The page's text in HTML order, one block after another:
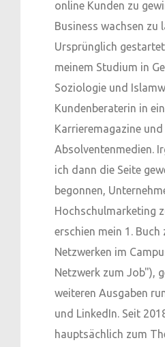
online Kunden zu
Business wachsen zu
Ursprünglich
meinem Studium in
Soziologie und
Kundenberaterin in
Karrieremagazine und
Absolventenmedien.
ich dann die Seite
begonnen,
Hochschulmarketing
erschien mein 1. Buch
Netzwerken im
Netzwerk zum Job"),
weiteren Ausgaben
und LinkedIn. Seit
hauptsächlich zum